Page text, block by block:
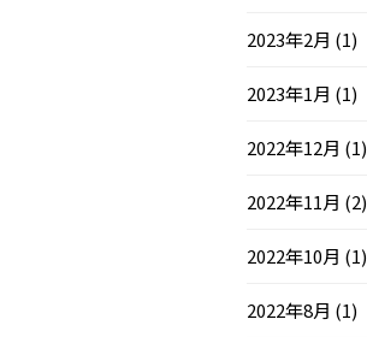
2023年2月 (1)
2023年1月 (1)
2022年12月 (1)
2022年11月 (2)
2022年10月 (1)
2022年8月 (1)